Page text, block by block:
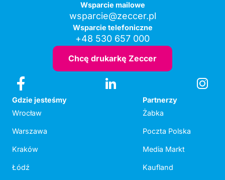
Wsparcie mailowe
wsparcie@zeccer.pl
Wsparcie telefoniczne
+48 530 657 000
Chcę drukarkę Zeccer
Gdzie jesteśmy
Wrocław
Warszawa
Kraków
Łódź
Partnerzy
Żabka
Poczta Polska
Media Markt
Kaufland